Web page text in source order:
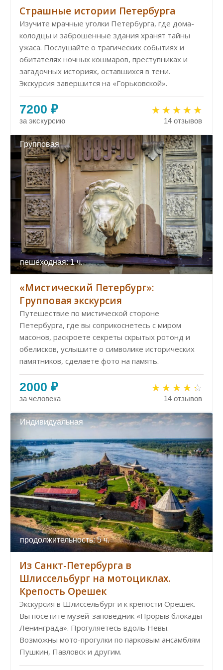
Страшные истории Петербурга
Изучите мрачные уголки Петербурга, где дома-
колодцы и заброшенные здания хранят тайны
ужаса. Послушайте о трагических событиях и
обитателях ночных кошмаров, преступниках и
загадочных историях, оставшихся в тени.
Экскурсия завершится на «Горьковской».
7200 ₽
за экскурсию 14 отзывов
Групповая
пешеходная: 1 ч.
«Мистический Петербург»:
Групповая экскурсия
Путешествие по мистической стороне
Петербурга, где вы соприкоснетесь с миром
масонов, раскроете секреты скрытых ротонд и
обелисков, услышите о символике исторических
памятников, сделаете фото на память.
2000 ₽
за человека 14 отзывов
Индивидуальная
продолжительность: 5 ч.
Из Санкт-Петербурга в
Шлиссельбург на мотоциклах.
Крепость Орешек
Экскурсия в Шлиссельбург и к крепости Орешек.
Вы посетите музей-заповедник «Прорыв блокады
Ленинграда». Прогуляетесь вдоль Невы.
Возможны мото-прогулки по парковым ансамблям
Пушкин, Павловск и другим.